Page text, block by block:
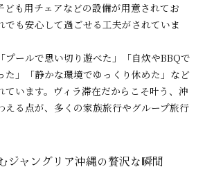
ども用チェアなどの設備が用意されてお
でも安心して過ごせる工夫がされていま
プールで思い切り遊べた」「自炊やBBQで
た」「静かな環境でゆっくり休めた」など
ています。ヴィラ滞在だからこそ叶う、沖
える点が、多くの家族旅行やグループ旅行
ジャングリア沖縄の贅沢な瞬間